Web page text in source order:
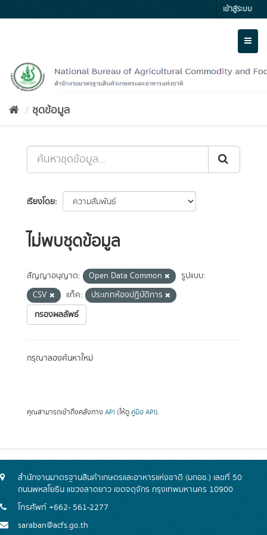
to
เข้าสู่ระบบ
ชุดข้อมูล
เรียงโดย
ไม่พบชุดข้อมูล
สัญญาอนุญาต: Open Data Common
รูปแบบ:
CSV
แท็ค:
ประเภทห้องปฏิบัติการ
กรองผลลัพธ์
กรุณาลองค้นหาใหม่
คุณสามารถเข้าถึงคลังทาง API (ให้ดู คู่มือ API).
สำนักงานมาตรฐานสินค้าเกษตรและอาหารแห่งชาติ (มกอช.) เลขที่ 50
ถนนพหลโยธิน แขวงลาดยาว เขตจตุจักร กรุงเทพมหานคร 10900
โทรศัพท์ +662- 561-2277
saraban@acfs.go.th